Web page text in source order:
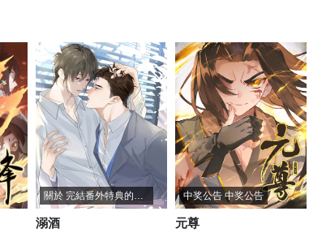
關於 完結番外特典的通知
溺酒
中奖公告 中奖公告
元尊